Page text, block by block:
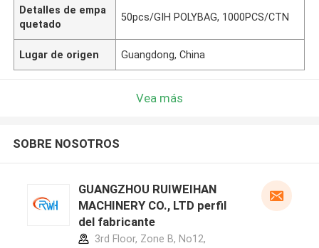
Detalles de empa
quetado
50pcs/GIH POLYBAG, 1000PCS/CTN
Lugar de origen Guangdong, China
Vea más
SOBRE NOSOTROS
GUANGZHOU RUIWEIHAN
MACHINERY CO., LTD perfil
del fabricante
3rd Floor, Zone B, No12,